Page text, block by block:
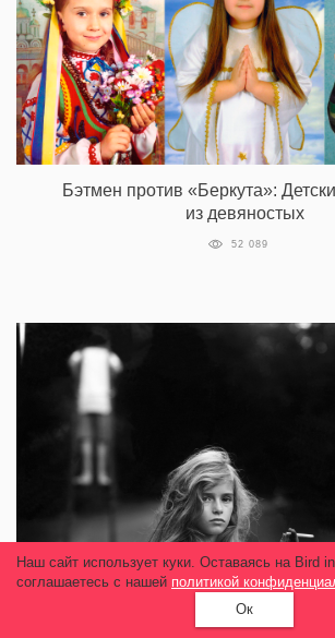
Бэтмен против «Беркута»:
из девяностых
52 089
Наш сайт использует куки. Оставаясь на Bird
соглашаетесь с нашей политикой
Ок